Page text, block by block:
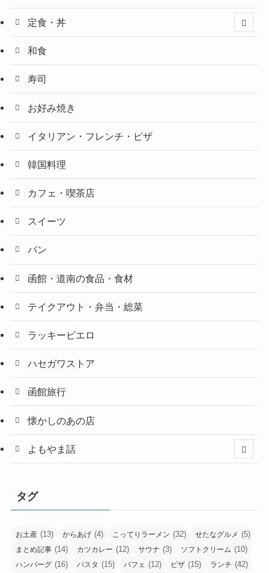
定食・丼
和食
寿司
お好み焼き
イタリアン・フレンチ・ピザ
韓国料理
カフェ・喫茶店
スイーツ
パン
函館・道南の食品・食材
テイクアウト・弁当・総菜
ラッキーピエロ
ハセガワストア
函館旅行
懐かしのあの店
よもやま話
タグ
お土産 (13) からあげ (4) こってりラーメン (32) せたなグルメ (5)
まとめ記事 (14) カツカレー (12) サウナ (3) ソフトクリーム (10)
ハンバーグ (16) パスタ (15) パフェ (12) ピザ (15) ランチ (42)